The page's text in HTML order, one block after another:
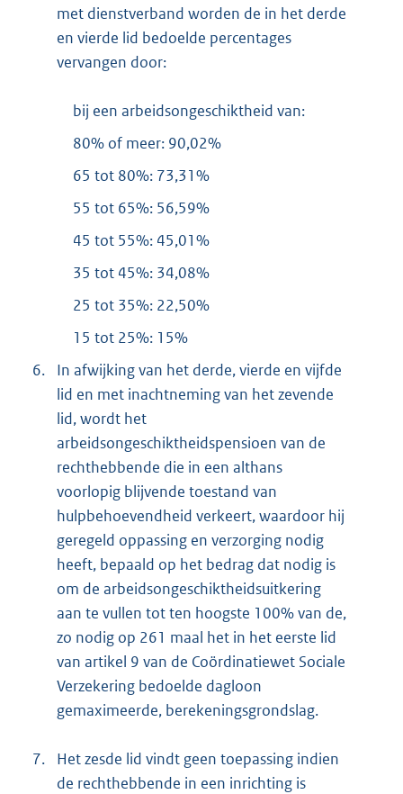
met dienstverband worden de in het derde
en vierde lid bedoelde percentages
vervangen door:
bij een arbeidsongeschiktheid van:
80% of meer: 90,02%
65 tot 80%: 73,31%
55 tot 65%: 56,59%
45 tot 55%: 45,01%
35 tot 45%: 34,08%
25 tot 35%: 22,50%
15 tot 25%: 15%
6.
In afwijking van het derde, vierde en vijfde
lid en met inachtneming van het zevende
lid, wordt het
arbeidsongeschiktheidspensioen van de
rechthebbende die in een althans
voorlopig blijvende toestand van
hulpbehoevendheid verkeert, waardoor hij
geregeld oppassing en verzorging nodig
heeft, bepaald op het bedrag dat nodig is
om de arbeidsongeschiktheidsuitkering
aan te vullen tot ten hoogste 100% van de,
zo nodig op 261 maal het in het eerste lid
van artikel 9 van de Coördinatiewet Sociale
Verzekering bedoelde dagloon
gemaximeerde, berekeningsgrondslag.
7.
Het zesde lid vindt geen toepassing indien
de rechthebbende in een inrichting is